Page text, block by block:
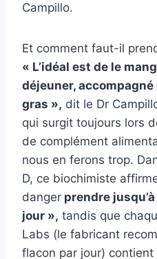
Campillo.
Et comment faut-il
« L’idéal est de le
déjeuner,
gras », dit le Dr
qui surgit toujours lors
de complément
nous en ferons trop.
D, ce biochimiste
danger prendre
jour », tandis que
Labs (le fabricant
flacon par jour) contient